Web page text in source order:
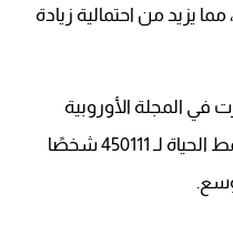
يزيد من احتمالية زيادة
في المجلة الأوروبية
للتغذية، بيانات النظام الغذائي ونمط الحياة لـ 450111 شخصًا